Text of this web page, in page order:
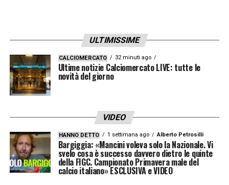
LA PLAYLIST DELLE NOSTRE TOP NEWS
ULTIMISSIME
CALCIOMERCATO 32 minuti ago
Ultime notizie Calciomercato LIVE: tutte le
novità del giorno
VIDEO
HANNO DETTO 1 settimana ago Alberto Petrosilli
Bargiggia: «Mancini voleva solo la Nazionale. Vi
svelo cosa è successo davvero dietro le quinte
della FIGC. Campionato Primavera male del
calcio italiano» ESCLUSIVA e VIDEO